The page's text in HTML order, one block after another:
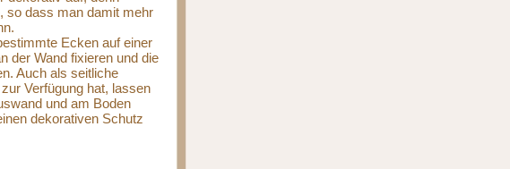
so dass man damit mehr
Ecken auf einer
der Wand fixieren und die
Auch als seitliche
Verfügung hat, lassen
und am Boden
dekorativen Schutz